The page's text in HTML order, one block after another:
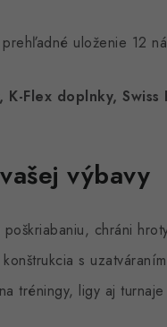
uloženie 12
K-Flex doplnky,
výbavy
chráni
s
na tréningy, ligy aj turnaje